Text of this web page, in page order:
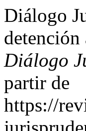
Diálogo
Diálogo
partir de
https://